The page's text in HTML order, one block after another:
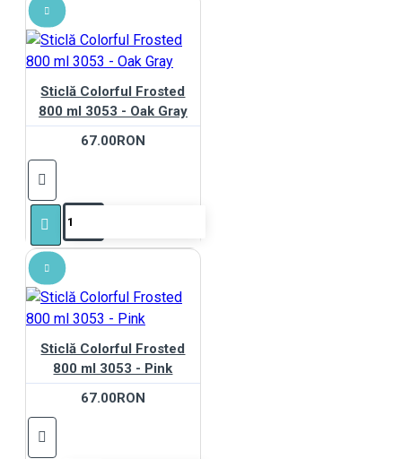
Sticlă Colorful Frosted
800 ml 3053 - Oak Gray
67.00RON
Sticlă Colorful Frosted
800 ml 3053 - Pink
67.00RON